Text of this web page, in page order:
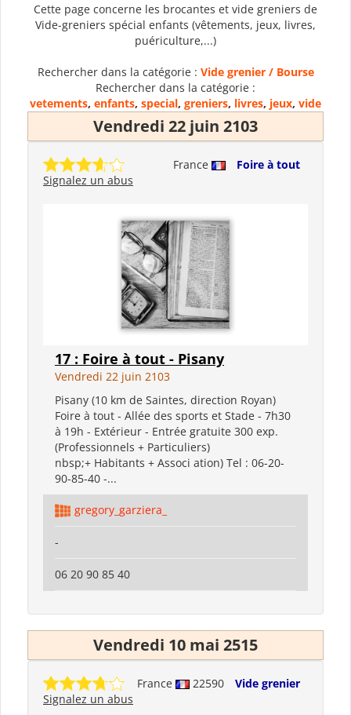
Cette page concerne les brocantes et vide greniers de
Vide-greniers spécial enfants (vêtements, jeux, livres,
puériculture,...)
Rechercher dans la catégorie : Vide grenier / Bourse
Rechercher dans la catégorie :
vetements, enfants, special, greniers, livres, jeux, vide
Vendredi 22 juin 2103
France
Foire à tout
Signalez un abus
17 : Foire à tout - Pisany
Vendredi 22 juin 2103
Pisany (10 km de Saintes, direction Royan)
Foire à tout - Allée des sports et Stade - 7h30
à 19h - Extérieur - Entrée gratuite 300 exp.
(Professionnels + Particuliers)
nbsp;+ Habitants + Associ ation) Tel : 06-20-
90-85-40 -...
gregory_garziera_
-
06 20 90 85 40
Vendredi 10 mai 2515
France 22590
Vide grenier
Signalez un abus